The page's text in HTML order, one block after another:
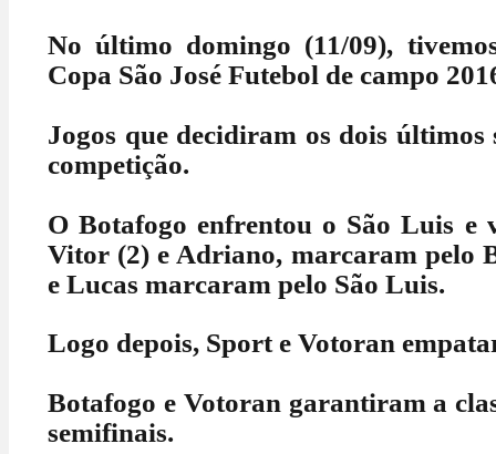
No último domingo (11/09),
Copa São José Futebol de campo
Jogos que decidiram os dois
competição.
O Botafogo enfrentou o São Luis e
Vitor (2) e Adriano, marcaram pelo
e Lucas marcaram pelo São Luis.
Logo depois, Sport e Votoran
Botafogo e Votoran garantiram a
semifinais.